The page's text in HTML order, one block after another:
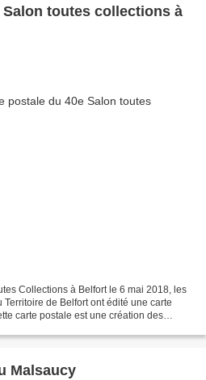
toutes collections à
Collections à Belfort le 6 mai 2018, les
de Belfort ont édité une carte
carte postale est une création des
Malsaucy